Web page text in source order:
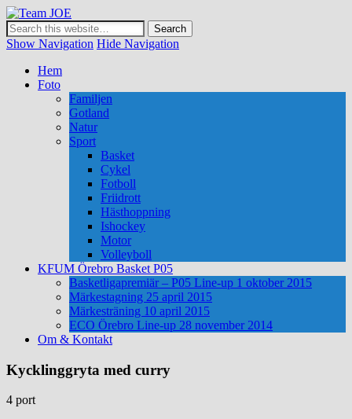
Show Navigation Hide Navigation
Hem
Foto
Familjen
Gotland
Natur
Sport
Basket
Cykel
Fotboll
Friidrott
Hästhoppning
Ishockey
Motor
Volleyboll
KFUM Örebro Basket P05
Basketligapremiär – P05 Line-up 1 oktober 2015
Märkestagning 25 april 2015
Märkesträning 10 april 2015
ECO Örebro Line-up 28 november 2014
Om & Kontakt
Kycklinggryta med curry
4 port